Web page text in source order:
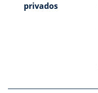
privados